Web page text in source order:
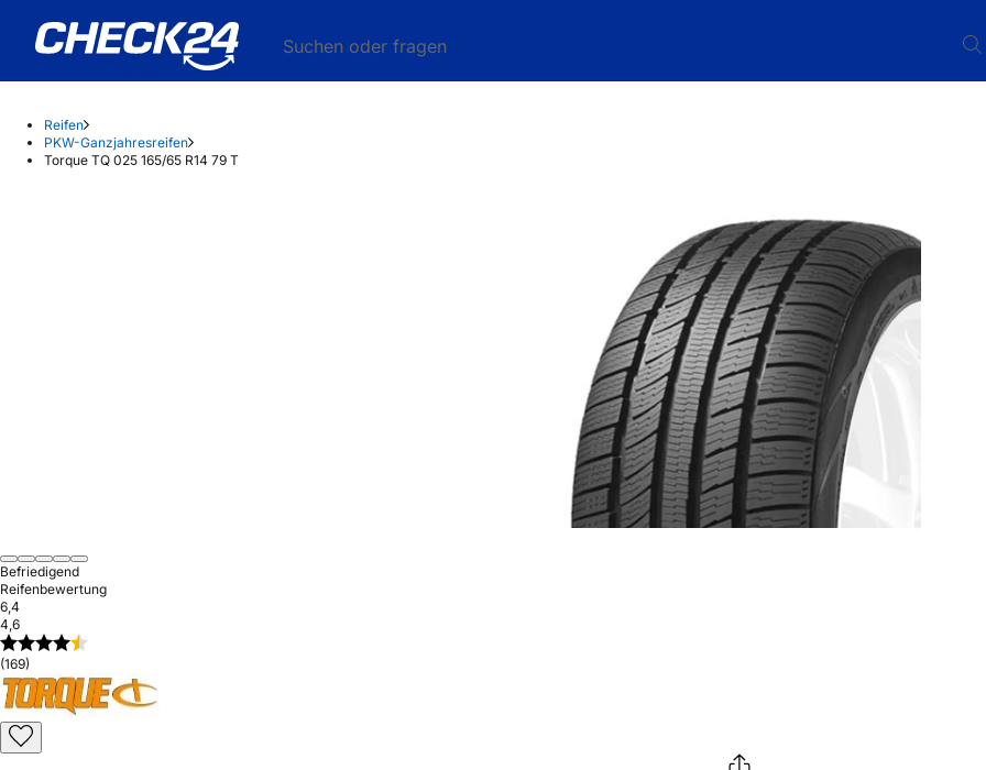
Suchen oder fragen
Reifen
PKW-Ganzjahresreifen
Torque TQ 025 165/65 R14 79 T
Befriedigend
Reifenbewertung
6,4
4,6
(169)